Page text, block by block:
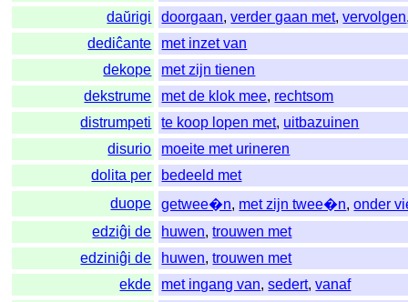
daŭrigi
doorgaan,verder gaan met,vervolgen
dediĉante
met inzet van
dekope
met zijn tienen
dekstrume
met de klok mee, rechtsom
distrumpeti
te koop lopen met, uitbazuinen
disurio
moeite met urineren
dolita per
bedeeld met
duope
getwee�n, met zijn twee�n,onder
edziĝi de
huwen,trouwen met
edziniĝi de
huwen,trouwen met
ekde
met ingang van,sedert,vanaf